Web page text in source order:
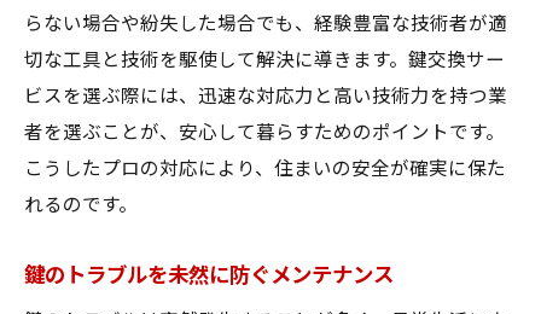
らない場合や紛失した場合でも、経験豊富な技術者が適
切な工具と技術を駆使して解決に導きます。鍵交換サー
ビスを選ぶ際には、迅速な対応力と高い技術力を持つ業
者を選ぶことが、安心して暮らすためのポイントです。
こうしたプロの対応により、住まいの安全が確実に保た
れるのです。
鍵のトラブルを未然に防ぐメンテナンス